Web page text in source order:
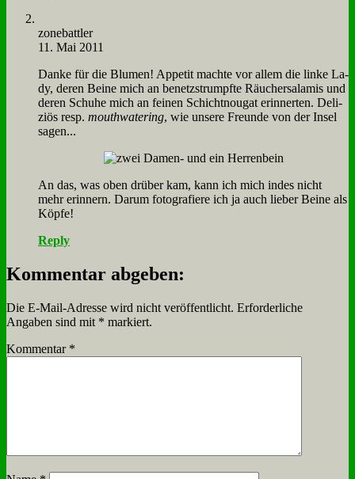
zone­batt­ler
11. Mai 2011
Dan­ke für die Blu­men! Ap­pe­tit mach­te vor al­lem die lin­ke La­
dy, de­ren Bei­ne mich an be­netz­strumpf­te Räu­cher­sa­la­mis und
de­ren Schu­he mich an fei­nen Schicht­nou­gat er­in­ner­ten. De­li­
zi­ös resp. mouthwa­te­ring, wie un­se­re Freun­de von der In­sel
sa­gen...
An das, was oben drü­ber kam, kann ich mich in­des nicht
mehr er­in­nern. Dar­um fo­to­gra­fie­re ich ja auch lie­ber Bei­ne als
Köp­fe!
Reply
Kommentar abgeben:
Die E-Mail-Adresse wird nicht veröffentlicht. Erforderliche
Angaben sind mit * markiert.
Kommentar *